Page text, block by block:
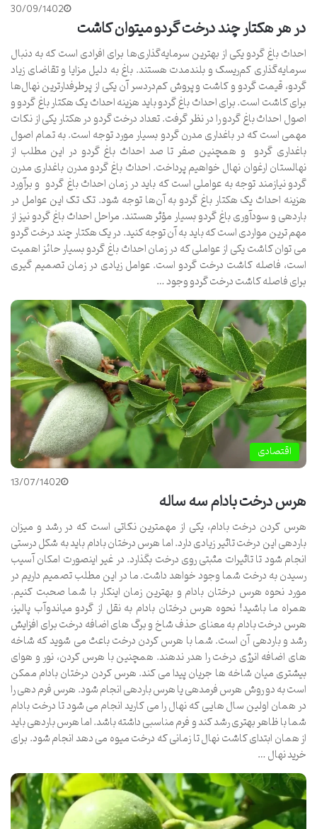
30/09/1402
در هر هکتار چند درخت گردو میتوان کاشت
احداث باغ گردو یکی از بهترین سرمایه‌گذاری‌ها برای افرادی است که به دنبال
سرمایه‌گذاری کم‌ریسک و بلندمدت هستند. باغ به دلیل مزایا و تقاضای زیاد
گردو، قیمت گردو و کاشت و پروش کم‌دردسر آن یکی از پرطرفدارترین نهال‌ها
برای کاشت است. برای احداث باغ گردو باید هزینه احداث یک هکتار باغ گردو و
اصول احداث باغ گردو را در نظر گرفت. تعداد درخت گردو در هکتار یکی از نکات
مهمی است که در باغداری مدرن گردو بسیار مورد توجه است. به تمام اصول
باغداری گردو و همچنین صفر تا صد احداث باغ گردو در این مطلب از
نهالستان ارغوان نهال خواهیم پرداخت. احداث باغ گردو مدرن باغداری مدرن
گردو نیازمند توجه به عواملی است که باید در زمان احداث باغ گردو و برآورد
هزینه احداث یک هکتار باغ گردو به آن‌ها توجه شود. تک تک این عوامل در
باردهی و سودآوری باغ گردو بسیار مؤثر هستند. مراحل احداث باغ گردو نیز از
مهم ترین مواردی است که باید به آن توجه کنید. در یک هکتار چند درخت گردو
می توان کاشت یکی از عواملی که در زمان احداث باغ گردو بسیار حائز اهمیت
است، فاصله کاشت درخت گردو است. عوامل زیادی در زمان تصمیم گیری
برای فاصله کاشت درخت گردو وجود …
اقتصادی
13/07/1402
هرس درخت بادام سه ساله
هرس کردن درخت بادام، یکی از مهمترین نکاتی است که در رشد و میزان
باردهی این درخت تاثیر زیادی دارد. اما هرس درختان بادام باید به شکل درستی
انجام شود تا تاثیرات مثبتی روی درخت بگذارد. در غیر اینصورت امکان آسیب
رسیدن به درخت شما وجود خواهد داشت. ما در این مطلب تصمیم داریم در
مورد نحوه هرس درختان بادام و بهترین زمان اینکار با شما صحبت کنیم.
همراه ما باشید! نحوه هرس درختان بادام به نقل از گردو میاندوآب پالیز،
هرس درخت بادام به معنای حذف شاخ و برگ های اضافه درخت برای افزایش
رشد و باردهی آن است. شما با هرس کردن درخت باعث می شوید که شاخه
های اضافه انرژی درخت را هدر ندهند. همچنین با هرس کردن، نور و هوای
بیشتری میان شاخه ها جریان پیدا می کند. هرس کردن درختان بادام ممکن
است به دو روش هرس فرمدهی یا هرس باردهی انجام شود. هرس فرم دهی را
در همان اولین سال هایی که نهال را می کارید انجام می شود تا درخت بادام
شما با ظاهر بهتری رشد کند و فرم مناسبی داشته باشد. اما هرس باردهی باید
از همان ابتدای کاشت نهال تا زمانی که درخت میوه می دهد انجام شود. برای
خرید نهال …